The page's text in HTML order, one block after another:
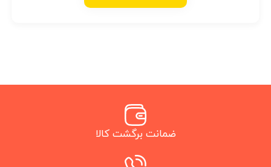
ضمانت برگشت کالا